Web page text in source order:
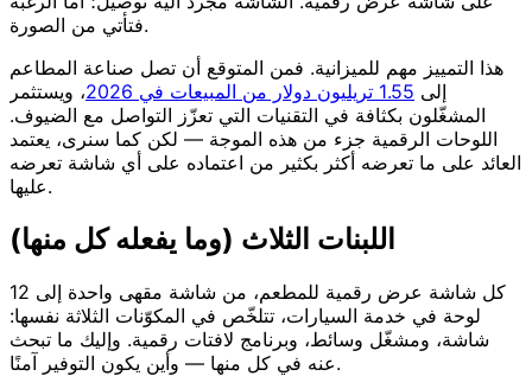
فتأتي من الصورة.
هذا التمييز مهم للميزانية. فمن المتوقع أن تصل صناعة المطاعم
إلى 1.55 تريليون دولار من المبيعات في 2026
، ويستثمر
المشغّلون بكثافة في التقنيات التي تعزّز التواصل مع الضيوف.
اللوحات الرقمية جزء من هذه الموجة — لكن كما سنرى، يعتمد
العائد على ما تعرضه أكثر بكثير من اعتماده على أي شاشة تعرضه
عليها.
اللبنات الثلاث (وما يفعله كل منها)
كل شاشة عرض رقمية للمطعم، من شاشة مقهى واحدة إلى 12
لوحة في خدمة السيارات، تتلخّص في المكوّنات الثلاثة نفسها:
شاشة، ومشغّل وسائط، وبرنامج لافتات رقمية. وإليك ما تبحث
عنه في كل منها — وأين يكون التوفير آمنًا.